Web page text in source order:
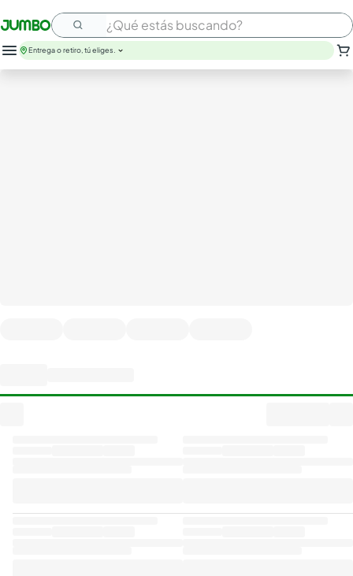
¿Qué estás buscando?
Entrega o retiro, tú eliges.